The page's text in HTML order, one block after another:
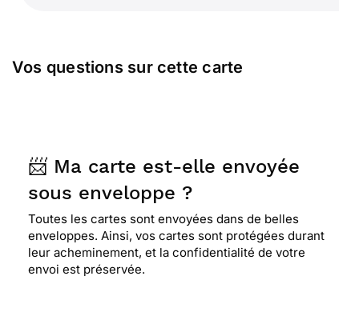
Vos questions sur cette carte
📨 Ma carte est-elle envoyée
sous enveloppe ?
Toutes les cartes sont envoyées dans de belles
enveloppes. Ainsi, vos cartes sont protégées durant
leur acheminement, et la confidentialité de votre
envoi est préservée.